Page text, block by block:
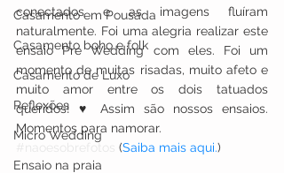
Casamento em Pousada
Casamento boho e folk
Casamento de Luxo
Reflexões
Micro Wedding
Ensaio na praia
conectados e as imagens fluíram
naturalmente. Foi uma alegria realizar este
ensaio Pre Wedding com eles. Foi um
momento de muitas risadas, muito afeto e
muito amor entre os dois tatuados
queridos! ♥ Assim são nossos ensaios.
Momentos para namorar.
#naoesobrefotos
(Saiba mais aqui.)